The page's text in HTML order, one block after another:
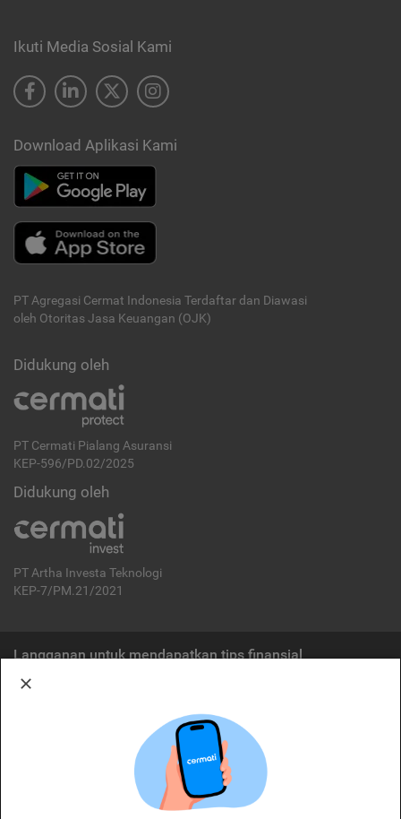
Ikuti Media Sosial Kami
Download Aplikasi Kami
PT Agregasi Cermat Indonesia Terdaftar dan Diawasi
oleh Otoritas Jasa Keuangan (OJK)
Didukung oleh
PT Cermati Pialang Asuransi
KEP-596/PD.02/2025
Didukung oleh
PT Artha Investa Teknologi
KEP-7/PM.21/2021
Langganan untuk mendapatkan tips finansial
Cermati merupakan penyelenggara agregasi jasa keuangan yang terdaftar di
OJK. Oleh karena itu, produk dan/atau layanan jasa keuangan yang
ditawarkan bukan merupakan produk dan/atau layanan jasa keuangan yang
diterbitkan oleh Cermati dan Cermati tidak bertanggung jawab atas tuntutan